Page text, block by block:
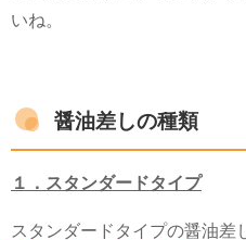
いね。
醤油差しの種類
１．スタンダードタイプ
スタンダードタイプの醤油差